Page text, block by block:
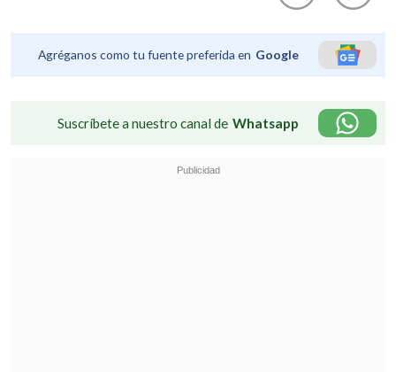
Agréganos como tu fuente preferida en Google
Suscríbete a nuestro canal de Whatsapp